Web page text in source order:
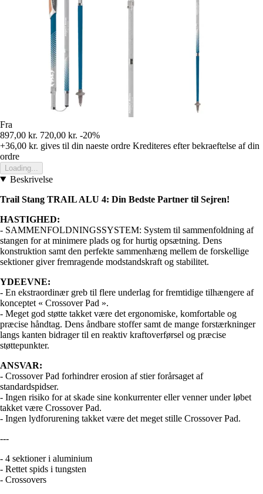
Fra
897,00 kr. 720,00 kr. -20%
+36,00 kr. gives til din naeste ordre Krediteres efter bekraeftelse af din
ordre
Loading...
Beskrivelse
Trail Stang TRAIL ALU 4: Din Bedste Partner til Sejren!
HASTIGHED:
- SAMMENFOLDNINGSSYSTEM: System til sammenfoldning af
stangen for at minimere plads og for hurtig opsætning. Dens
konstruktion samt den perfekte sammenhæng mellem de forskellige
sektioner giver fremragende modstandskraft og stabilitet.
YDEEVNE:
- En ekstraordinær greb til flere underlag for fremtidige tilhængere af
konceptet « Crossover Pad ».
- Meget god støtte takket være det ergonomiske, komfortable og
præcise håndtag. Dens åndbare stoffer samt de mange forstærkninger
langs kanten bidrager til en reaktiv kraftoverførsel og præcise
støttepunkter.
ANSVAR:
- Crossover Pad forhindrer erosion af stier forårsaget af
standardspidser.
- Ingen risiko for at skade sine konkurrenter eller venner under løbet
takket være Crossover Pad.
- Ingen lydforurening takket være det meget stille Crossover Pad.
---
- 4 sektioner i aluminium
- Rettet spids i tungsten
- Crossovers